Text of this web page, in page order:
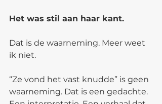
Het was stil aan haar kant.
Dat is de waarneming. Meer weet
ik niet.
“Ze vond het vast knudde” is geen
waarneming. Dat is een gedachte.